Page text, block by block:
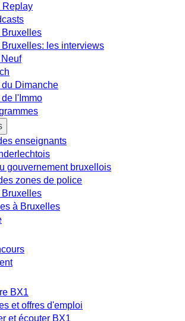
Replay
Bruxelles
Bruxelles: les interviews
Neuf
du Dimanche
de l'Immo
enseignants
gouvernement bruxellois
zones de police
Bruxelles
à Bruxelles
BX1
et offres d'emploi
et écouter BX1